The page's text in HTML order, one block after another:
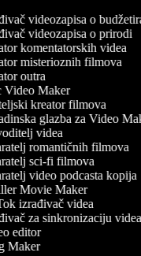
videozapisa o
videozapisa o prirodi
komentatorskih videa
misterioznih filmova
outra
Maker
kreator filmova
glazba za Video
videa
romantičnih filmova
sci-fi filmova
video podcasta kopija
Movie Maker
izrađivač videa
za sinkronizaciju videa
editor
Maker